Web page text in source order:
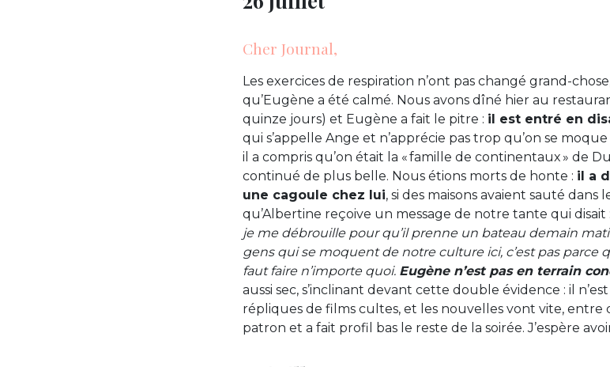
Cher Journal,
Les exercices de respiration n’ont pas changé grand-
qu’Eugène a été calmé. Nous avons dîné hier au
quinze jours) et Eugène a fait le pitre : il est entré en
qui s’appelle Ange et n’apprécie pas trop qu’on se
il a compris qu’on était la « famille de continentaux » de
continué de plus belle. Nous étions morts de honte : il a
une cagoule chez lui, si des maisons avaient sauté
qu’Albertine reçoive un message de notre tante qui disait
je me débrouille pour qu’il prenne un bateau demain
gens qui se moquent de notre culture ici, c’est pas parce
faut faire n’importe quoi. Eugène n’est pas en terrain
aussi sec, s’inclinant devant cette double évidence : il
répliques de films cultes, et les nouvelles vont vite, entre
patron et a fait profil bas le reste de la soirée. J’espère